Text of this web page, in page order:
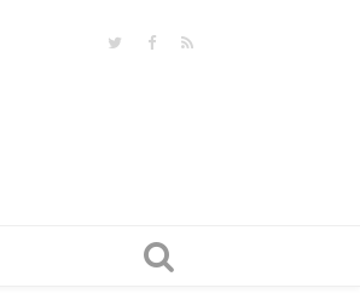
TwitterFacebook
RSS